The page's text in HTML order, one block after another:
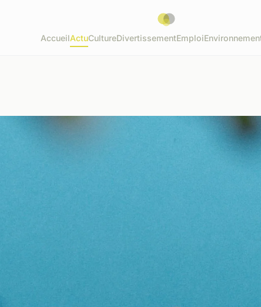
AccueilActuCultureDivertissementEmploi